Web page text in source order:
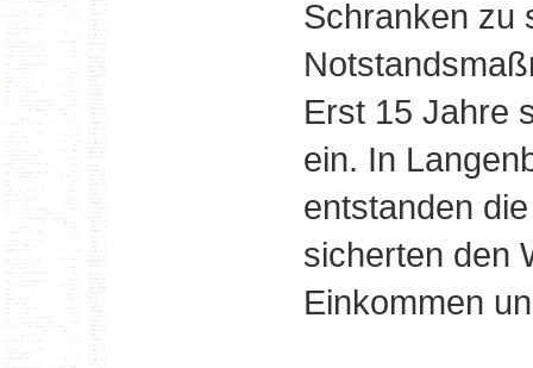
Schranken zu
Erst 15 Jahre
ein. In
entstanden
sicherten den
Einkommen